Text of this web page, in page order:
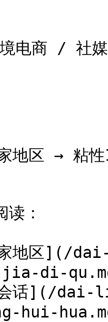
电商 / 社
地区 → 粘
：
家地区
jia-di-
会话](/
hui-